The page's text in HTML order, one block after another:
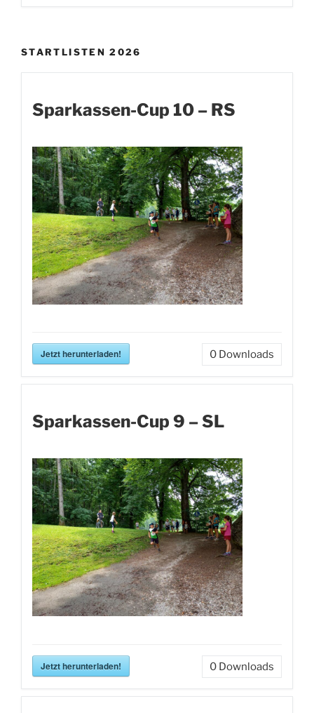
STARTLISTEN 2026
Sparkassen-Cup 10 – RS
Jetzt herunterladen! 0 Downloads
Sparkassen-Cup 9 – SL
Jetzt herunterladen! 0 Downloads